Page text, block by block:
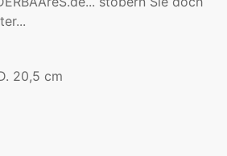
20,5 cm